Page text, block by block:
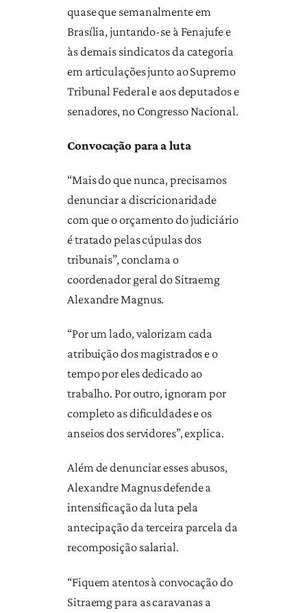
quase que semanalmente em
Brasília, juntando-se à Fenajufe e
às demais sindicatos da categoria
em articulações junto ao Supremo
Tribunal Federal e aos deputados e
senadores, no Congresso Nacional.
Convocação para a luta
“Mais do que nunca, precisamos
denunciar a discricionaridade
com que o orçamento do judiciário
é tratado pelas cúpulas dos
tribunais”, conclama o
coordenador geral do Sitraemg
Alexandre Magnus.
“Por um lado, valorizam cada
atribuição dos magistrados e o
tempo por eles dedicado ao
trabalho. Por outro, ignoram por
completo as dificuldades e os
anseios dos servidores”, explica.
Além de denunciar esses abusos,
Alexandre Magnus defende a
intensificação da luta pela
antecipação da terceira parcela da
recomposição salarial.
“Fiquem atentos à convocação do
Sitraemg para as caravanas a